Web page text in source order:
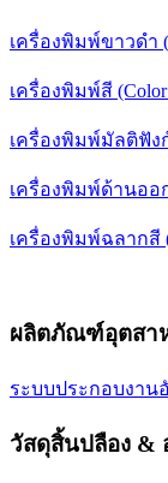
เครื่องพิมพ์ขาวดำ
เครื่องพิมพ์สี (Color
เครื่องพิมพ์มัลติฟัง
เครื่องพิมพ์ด้านออ
เครื่องพิมพ์ฉลากสี
ผลิตภัณฑ์อุตสา
ระบบประกอบงาน
วัสดุสิ้นปลือง &